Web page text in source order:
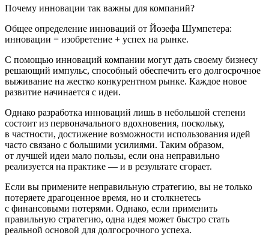
Почему инновации так важны для компаний?
Общее определение инноваций от Йозефа Шумпетера:
инновации = изобретение + успех на рынке.
С помощью инноваций компании могут дать своему бизнесу
решающий импульс, способный обеспечить его долгосрочное
выживание на жестко конкурентном рынке. Каждое новое
развитие начинается с идеи.
Однако разработка инноваций лишь в небольшой степени
состоит из первоначального вдохновения, поскольку,
в частности, достижение возможности использования идей
часто связано с большими усилиями. Таким образом,
от лучшей идеи мало пользы, если она неправильно
реализуется на практике — и в результате сгорает.
Если вы примените неправильную стратегию, вы не только
потеряете драгоценное время, но и столкнетесь
с финансовыми потерями. Однако, если применить
правильную стратегию, одна идея может быстро стать
реальной основой для долгосрочного успеха.